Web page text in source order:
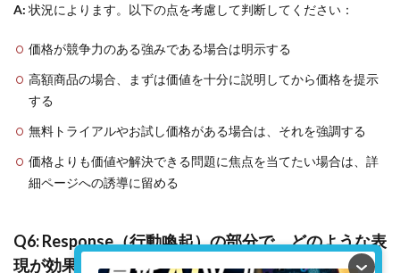
A: 状況によります。以下の点を考慮して判断してください：
価格が競争力のある強みである場合は明示する
高額商品の場合、まずは価値を十分に説明してから価格を提示
する
無料トライアルやお試し価格がある場合は、それを強調する
価格よりも価値や解決できる問題に焦点を当てたい場合は、詳
細ページへの誘導に留める
Q6: Response（行動喚起）の部分で、どのような表
現が効果的ですか？